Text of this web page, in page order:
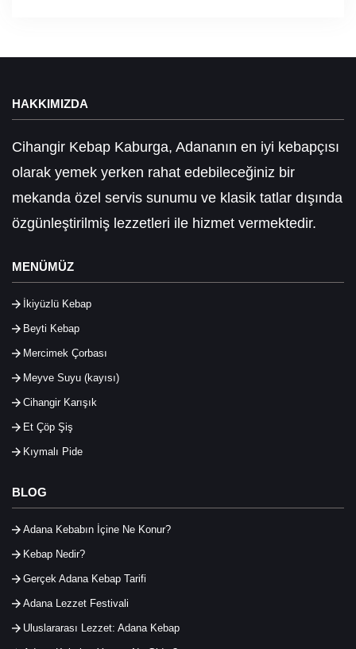
HAKKIMIZDA
Cihangir Kebap Kaburga, Adananın en iyi kebapçısı
olarak yemek yerken rahat edebileceğiniz bir
mekanda özel servis sunumu ve klasik tatlar dışında
özgünleştirilmiş lezzetleri ile hizmet vermektedir.
MENÜMÜZ
İkiyüzlü Kebap
Beyti Kebap
Mercimek Çorbası
Meyve Suyu (kayısı)
Cihangir Karışık
Et Çöp Şiş
Kıymalı Pide
BLOG
Adana Kebabın İçine Ne Konur?
Kebap Nedir?
Gerçek Adana Kebap Tarifi
Adana Lezzet Festivali
Uluslararası Lezzet: Adana Kebap